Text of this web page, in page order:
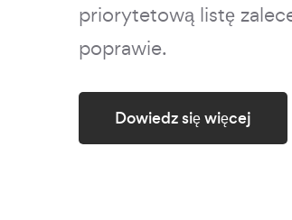
priorytetową listę
poprawie.
Dowiedz się więcej